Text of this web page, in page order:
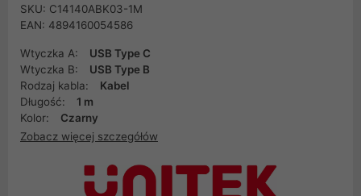
SKU: C14140ABK03-1M
EAN: 4894160054586
Wtyczka A:
USB Type C
Wtyczka B:
USB Type B
Rodzaj kabla:
Kabel
Długość:
1 m
Kolor:
Czarny
Zobacz więcej szczegółów